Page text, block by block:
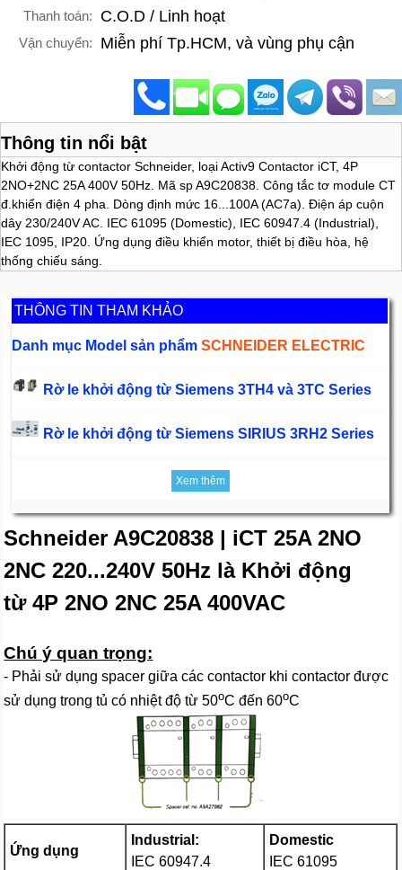
Thanh toán: C.O.D / Linh hoạt
Vận chuyển: Miễn phí Tp.HCM, và vùng phụ cận
Thông tin nổi bật
Khởi động từ contactor Schneider, loại Activ9 Contactor iCT, 4P
2NO+2NC 25A 400V 50Hz. Mã sp A9C20838. Công tắc tơ module CT
đ.khiển điện 4 pha. Dòng định mức 16...100A (AC7a). Điện áp cuộn
dây 230/240V AC. IEC 61095 (Domestic), IEC 60947.4 (Industrial),
IEC 1095, IP20. Ứng dụng điều khiển motor, thiết bị điều hòa, hệ
thống chiếu sáng.
THÔNG TIN THAM KHẢO
Danh mục Model sản phẩmSCHNEIDER ELECTRIC
Rờ le khởi động từ Siemens 3TH4 và 3TC Series
Rờ le khởi động từ Siemens SIRIUS 3RH2 Series
Xem thêm
Schneider A9C20838 | iCT 25A 2NO
2NC 220...240V 50Hz là Khởi động
từ 4P 2NO 2NC 25A 400VAC
Chú ý quan trọng:
- Phải sử dụng spacer giữa các contactor khi contactor được
sử dụng trong tủ có nhiệt độ từ 50oC đến 60oC
Ứng dụng
Industrial:
IEC 60947.4
Domestic
IEC 61095